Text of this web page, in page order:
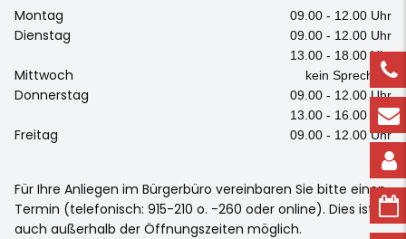
Montag 09.00 - 12.00 Uhr
Dienstag
09.00 - 12.00 Uhr
13.00 - 18.00 Uhr
Mittwoch kein Sprechtag
Donnerstag
09.00 - 12.00 Uhr
13.00 - 16.00 Uhr
Freitag 09.00 - 12.00 Uhr
Für Ihre Anliegen im Bürgerbüro vereinbaren Sie bitte einen
Termin (telefonisch: 915-210 o. -260 oder online). Dies ist
auch außerhalb der Öffnungszeiten möglich.